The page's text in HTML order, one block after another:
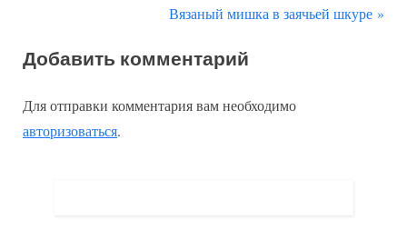
записям
д
д
у
С
е
у
Вязаный мишка в заячьей шкуре
Добавить комментарий
Для отправки комментария вам необходимо
авторизоваться.